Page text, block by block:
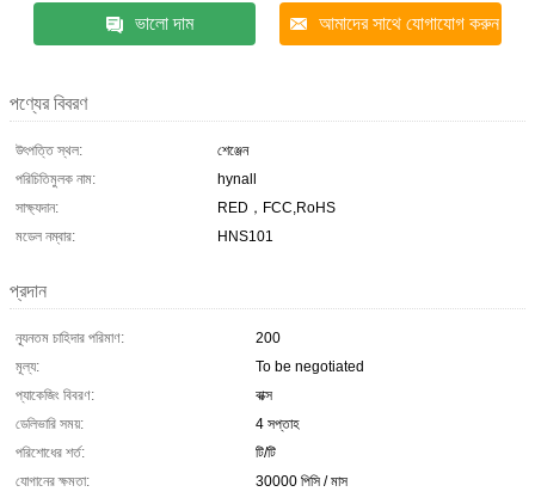
ভালো দাম আমাদের সাথে যোগাযোগ করুন
পণ্যের বিবরণ
উৎপত্তি স্থল:
শেঞ্জেন
পরিচিতিমুলক নাম:
hynall
সাক্ষ্যদান:
RED，FCC,RoHS
মডেল নম্বার:
HNS101
প্রদান
ন্যূনতম চাহিদার পরিমাণ:
200
মূল্য:
To be negotiated
প্যাকেজিং বিবরণ:
বাক্স
ডেলিভারি সময়:
4 সপ্তাহ
পরিশোধের শর্ত:
টি/টি
যোগানের ক্ষমতা:
30000 পিসি / মাস